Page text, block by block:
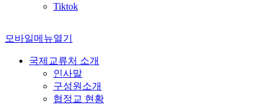
Tiktok
모바일메뉴열기
국제교류처 소개
인사말
구성원소개
협정교 현황